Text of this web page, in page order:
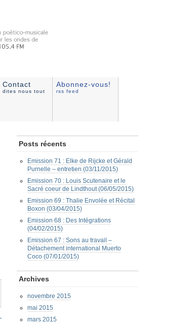
Contact
dites nous tout
Abonnez-vous!
rss feed
Posts récents
Emission 71 : Elke de Rijcke et Gérald
Purnelle – entretien (03/11/2015)
Emission 70 : Louis Scutenaire et le
Sacré coeur de Lindthout (06/05/2015)
Emission 69 : Thalie Envolée et Récital
Boxon (03/04/2015)
Emission 68 : Des Intégrations
(04/02/2015)
Emission 67 : Sons au travail –
Détachement international Muerto
Coco (07/01/2015)
Archives
novembre 2015
mai 2015
mars 2015